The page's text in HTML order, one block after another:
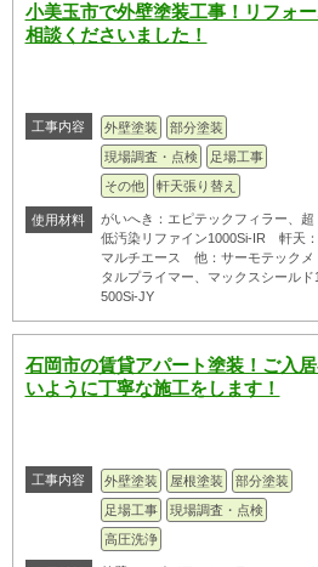
小美玉市で外壁塗装工事！リフォ
相談くださいました！
工事内容 外壁塗装
部分塗装
現場調査・点検
足場工事
その他
軒天張り替え
使用材料
がいへき：エピテックフィラー、超
低汚染リファイン1000Si-IR 軒天：
マルチエース 他：サーモテックメ
タルプライマー、マックスシールド1
500Si-JY
石岡市の賃貸アパート塗装！ご入
いように丁寧な施工をします！
工事内容 外壁塗装 屋根塗装
部分塗装
足場工事
現場調査・点検
高圧洗浄